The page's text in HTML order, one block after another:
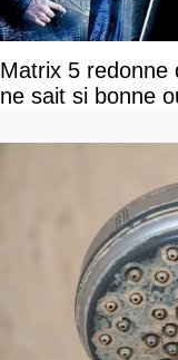
Matrix 5 redonne
ne sait si bonne